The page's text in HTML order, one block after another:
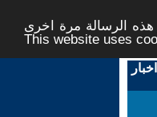
الرسالة مرة اخرى -
This website uses
اخبار